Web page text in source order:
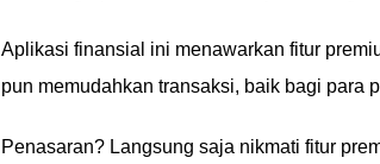
Aplikasi finansial ini menawarkan fitur
pun memudahkan transaksi, baik bagi para
Penasaran? Langsung saja nikmati fitur